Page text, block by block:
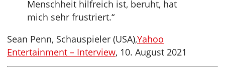
Menschheit hilfreich ist, beruht, hat
mich sehr frustriert.“
Sean Penn, Schauspieler (USA),Yahoo
Entertainment – Interview, 10. August 2021